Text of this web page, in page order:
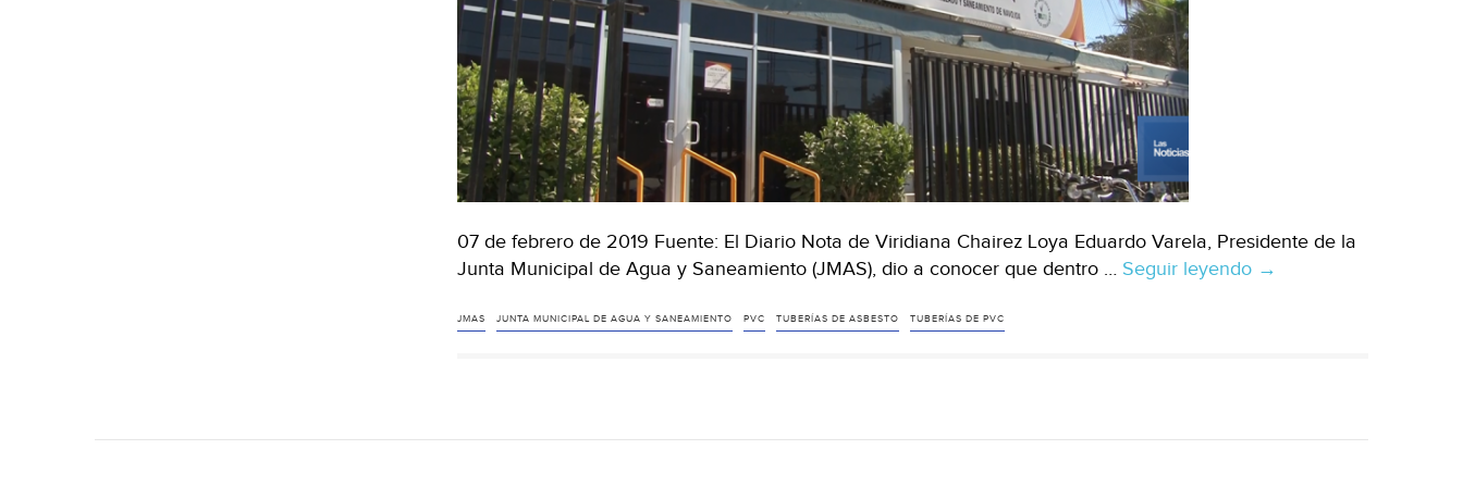
07 de febrero de 2019 Fuente: El Diario Nota de Viridiana Chairez Loya Eduardo Varela, Presidente de la
Junta Municipal de Agua y Saneamiento (JMAS), dio a conocer que dentro … Seguir leyendo Chihuahua:
→
JMAS JUNTA MUNICIPAL DE AGUA Y SANEAMIENTO PVC TUBERÍAS DE ASBESTO TUBERÍAS DE PVC